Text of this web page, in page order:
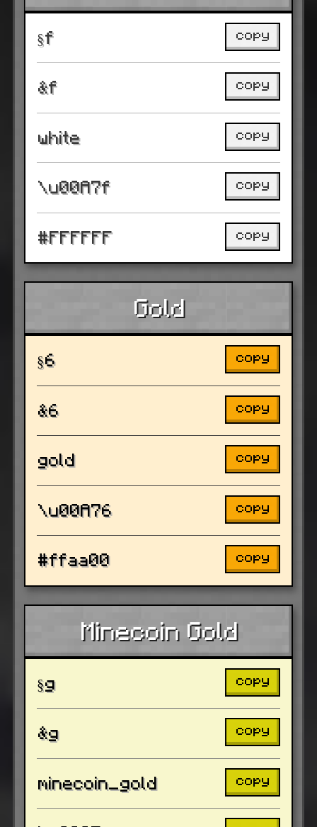
§f copy
&f copy
white copy
\u00A7f copy
#FFFFFF copy
Gold
§6 copy
&6 copy
gold copy
\u00A76 copy
#ffaa00 copy
Minecoin Gold
§g copy
&g copy
minecoin_gold copy